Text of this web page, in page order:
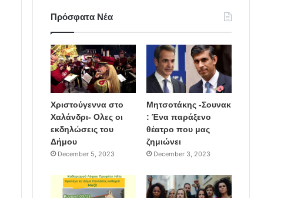
Πρόσφατα Νέα
Χριστούγεννα στο
Χαλάνδρι- Ολες οι
εκδηλώσεις του
Δήμου
December 5, 2023
Μητσοτάκης -Σουνακ
: Ένα παράξενο
θέατρο που μας
ζημιώνει
December 3, 2023